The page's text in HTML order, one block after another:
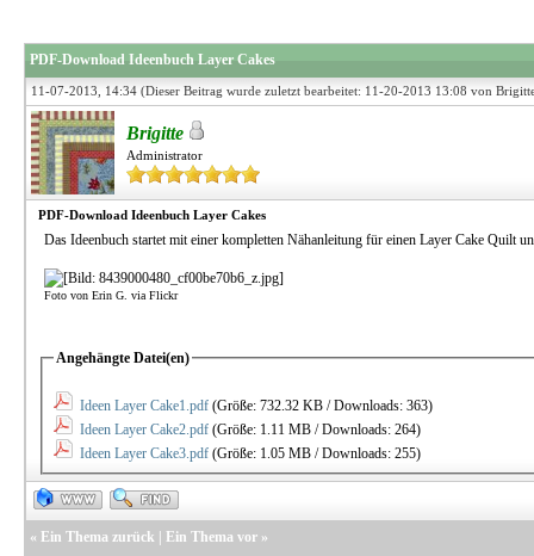
PDF-Download Ideenbuch Layer Cakes
11-07-2013, 14:34 (Dieser Beitrag wurde zuletzt bearbeitet: 11-20-2013 13:08 von
Brigitte
Administrator
PDF-Download Ideenbuch Layer Cakes
Das Ideenbuch startet mit einer kompletten Nähanleitung für einen Layer Cake Quilt
Foto von Erin G. via Flickr
Angehängte Datei(en)
Ideen Layer Cake1.pdf (Größe: 732.32 KB / Downloads: 363)
Ideen Layer Cake2.pdf (Größe: 1.11 MB / Downloads: 264)
Ideen Layer Cake3.pdf (Größe: 1.05 MB / Downloads: 255)
« Ein Thema zurück Ein Thema vor »